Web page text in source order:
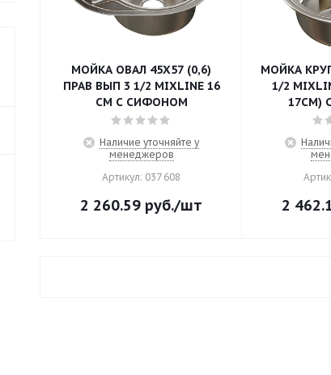
МОЙКА ОВАЛ 45Х57 (0,6)
ПРАВ ВЫП 3 1/2 MIXLINE 16
СМ С СИФОНОМ
Наличие уточняйте у
менеджеров
Артикул: 037 608
2 260.59 руб./шт
МОЙКА
1/2
17СМ)
2